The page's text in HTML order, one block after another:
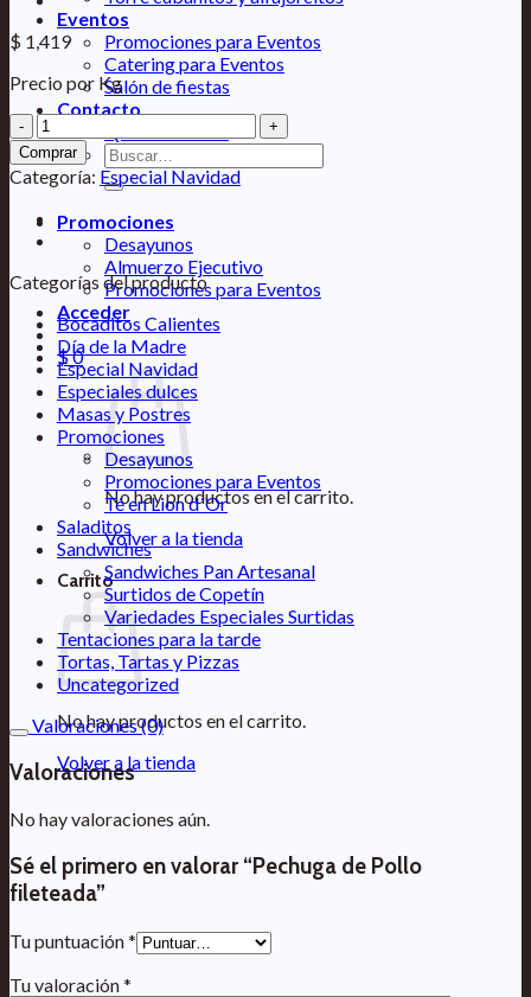
Eventos
Promociones para Eventos
Catering para Eventos
Salón de fiestas
Contacto
Buscar
por:
Promociones
Desayunos
Almuerzo Ejecutivo
Promociones para Eventos
Acceder
$0
No hay productos en el carrito.
Volver a la tienda
Carrito
No hay productos en el carrito.
Volver a la tienda
$ 1,419
Precio por Kg
Pechuga
de
Pollo
fileteada
cantidad
Comprar
Categoría: Especial Navidad
Categorías del producto
Bocaditos Calientes
Día de la Madre
Especial Navidad
Especiales dulces
Masas y Postres
Promociones
Desayunos
Promociones para Eventos
Té en Lion d´Or
Saladitos
Sandwiches
Sandwiches Pan Artesanal
Surtidos de Copetín
Variedades Especiales Surtidas
Tentaciones para la tarde
Tortas, Tartas y Pizzas
Uncategorized
Valoraciones (0)
Valoraciones
No hay valoraciones aún.
Sé el primero en valorar “Pechuga de Pollo
fileteada”
Tu puntuación*
Tu valoración*